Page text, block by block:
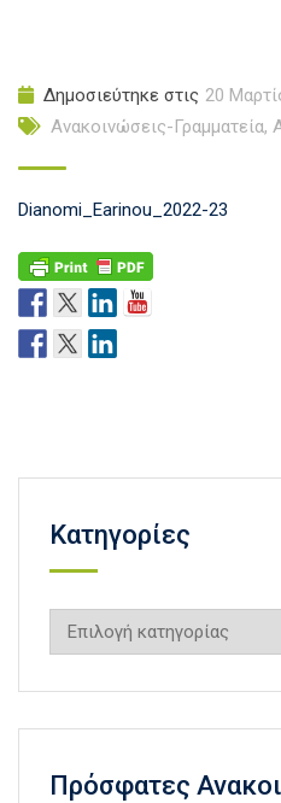
Δημοσιεύτηκε στις 20
Ανακοινώσεις-Γραμματεία,
Dianomi_Earinou_2022-23
Kατηγορίες
Kατηγορίες
Πρόσφατες